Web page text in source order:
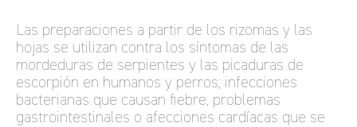
Las preparaciones a partir de los rizomas y las
hojas se utilizan contra los síntomas de las
mordeduras de serpientes y las picaduras de
escorpión en humanos y perros; infecciones
bacterianas que causan fiebre, problemas
gastrointestinales o afecciones cardíacas que se